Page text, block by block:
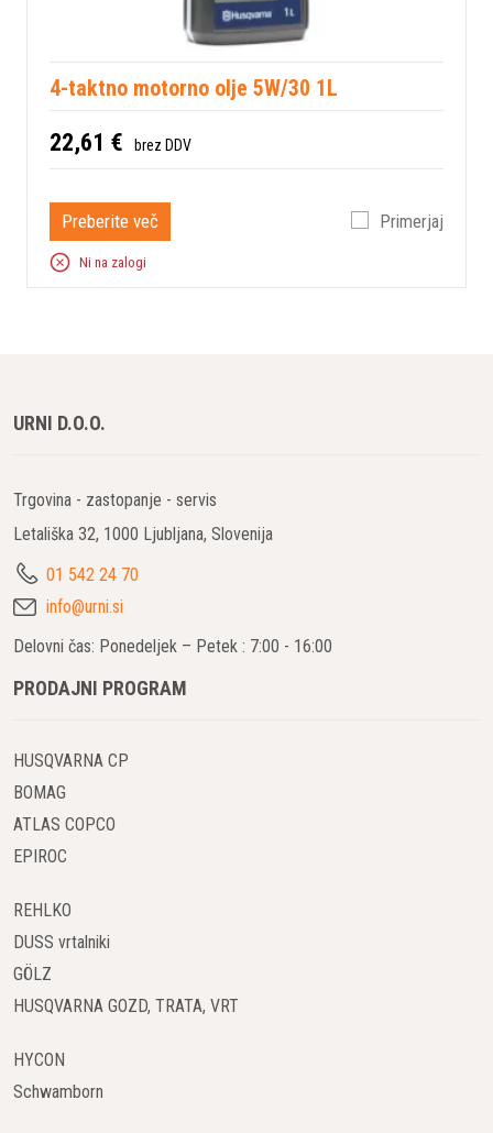
4-taktno motorno olje 5W/30 1L
22,61 € brez DDV
Preberite več Primerjaj
Ni na zalogi
URNI D.O.O.
Trgovina - zastopanje - servis
Letališka 32, 1000 Ljubljana, Slovenija
01 542 24 70
info@urni.si
Delovni čas: Ponedeljek – Petek : 7:00 - 16:00
PRODAJNI PROGRAM
HUSQVARNA CP
BOMAG
ATLAS COPCO
EPIROC
REHLKO
DUSS vrtalniki
GÖLZ
HUSQVARNA GOZD, TRATA, VRT
HYCON
Schwamborn